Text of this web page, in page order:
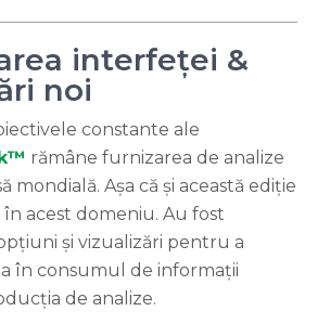
interfeței &
noi
constante ale
rămâne furnizarea de analize
mondială. Așa că și această ediție
acest domeniu. Au fost
și vizualizări pentru a
în consumul de informații
de analize.